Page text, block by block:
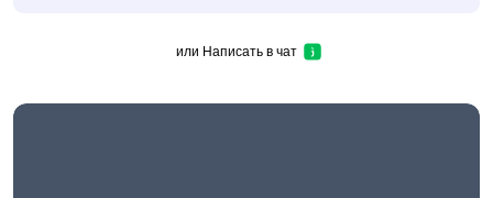
или Написать в чат